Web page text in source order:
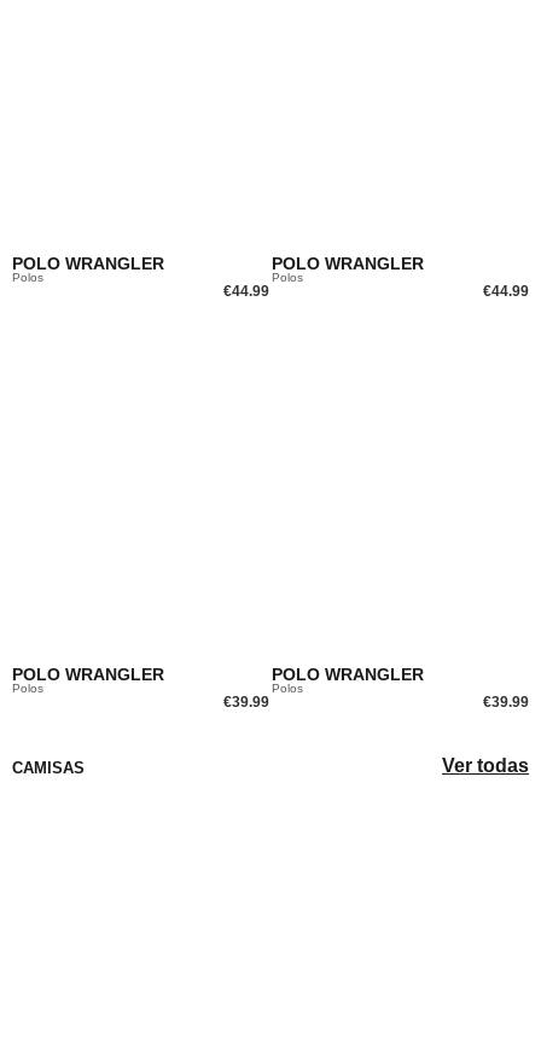
POLO WRANGLER
Polos
€44.99
POLO WRANGLER
Polos
€44.99
POLO WRANGLER
Polos
€39.99
POLO WRANGLER
Polos
€39.99
CAMISAS Ver todas